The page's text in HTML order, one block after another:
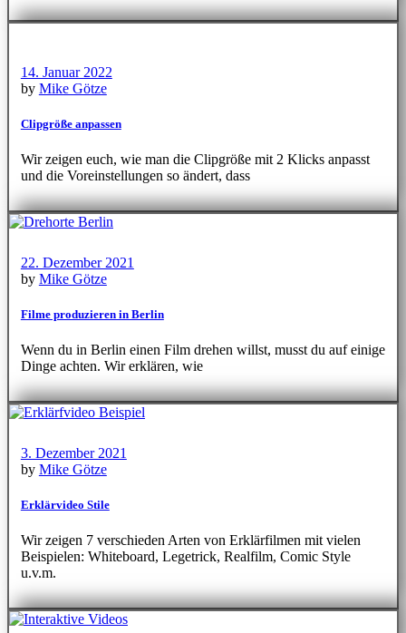
14. Januar 2022
by Mike Götze
Clipgröße anpassen
Wir zeigen euch, wie man die Clipgröße mit 2 Klicks anpasst
und die Voreinstellungen so ändert, dass
22. Dezember 2021
by Mike Götze
Filme produzieren in Berlin
Wenn du in Berlin einen Film drehen willst, musst du auf einige
Dinge achten. Wir erklären, wie
3. Dezember 2021
by Mike Götze
Erklärvideo Stile
Wir zeigen 7 verschieden Arten von Erklärfilmen mit vielen
Beispielen: Whiteboard, Legetrick, Realfilm, Comic Style
u.v.m.